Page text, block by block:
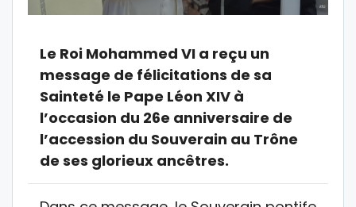
Le Roi Mohammed VI a reçu un
message de félicitations de sa
Sainteté le Pape Léon XIV à
l’occasion du 26e anniversaire de
l’accession du Souverain au Trône
de ses glorieux ancêtres.